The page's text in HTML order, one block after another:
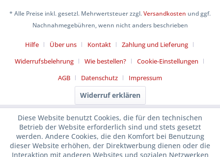
* Alle Preise inkl. gesetzl. Mehrwertsteuer zzgl.Versandkosten und ggf.
Nachnahmegebühren, wenn nicht anders beschrieben
Hilfe Über uns Kontakt
Zahlung und Lieferung
Widerrufsbelehrung
Wie bestellen?
Cookie-Einstellungen
AGB
Datenschutz Impressum
Widerruf erklären
Diese Website benutzt Cookies, die für den technischen
Betrieb der Website erforderlich sind und stets gesetzt
werden. Andere Cookies, die den Komfort bei Benutzung
dieser Website erhöhen, der Direktwerbung dienen oder die
Interaktion mit anderen Websites und sozialen Netzwerken